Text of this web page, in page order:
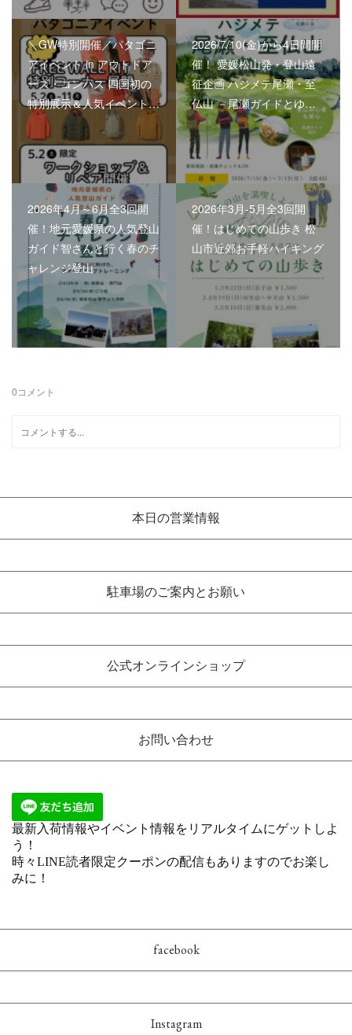
＼GW特別開催／パタゴニ
アイベント in アウトドア
ーズ・コンパス 四国初の
特別展示＆人気イベント…
2026/7/10(金)から4日間開
催！ 愛媛松山発・登山遠
征企画 ハジメテ尾瀬・至
仏山 －尾瀬ガイドとゆ…
2026年4月～6月全3回開
催！地元愛媛県の人気登山
ガイド智さんと行く春のチ
ャレンジ登山
2026年3月-5月全3回開
催！はじめての山歩き 松
山市近郊お手軽ハイキング
0コメント
本日の営業情報
駐車場のご案内とお願い
公式オンラインショップ
お問い合わせ
facebook
Instagram